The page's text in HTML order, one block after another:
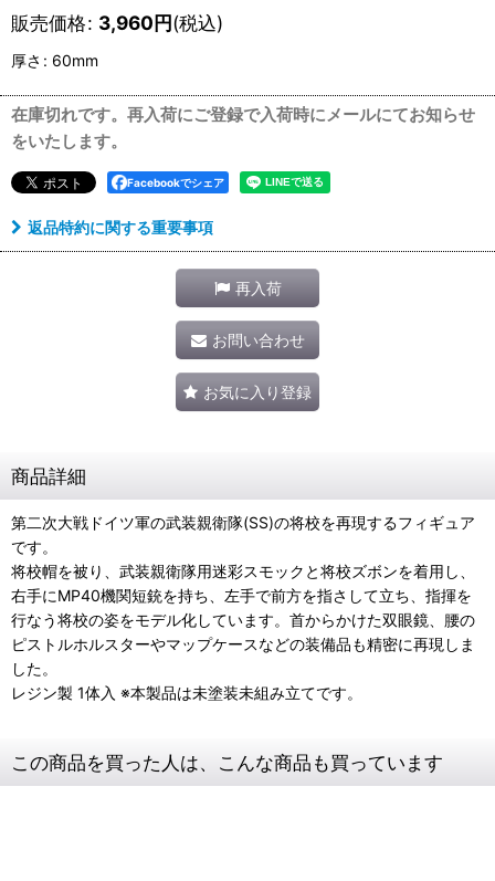
販売価格: 3,960円(税込)
厚さ : 60mm
在庫切れです。再入荷にご登録で入荷時にメールにてお知らせ
をいたします。
Facebookでシェア
返品特約に関する重要事項
再入荷
お問い合わせ
お気に入り登録
商品詳細
第二次大戦ドイツ軍の武装親衛隊(SS)の将校を再現するフィギュア
です。
将校帽を被り、武装親衛隊用迷彩スモックと将校ズボンを着用し、
右手にMP40機関短銃を持ち、左手で前方を指さして立ち、指揮を
行なう将校の姿をモデル化しています。首からかけた双眼鏡、腰の
ピストルホルスターやマップケースなどの装備品も精密に再現しま
した。
レジン製 1体入 ※本製品は未塗装未組み立てです。
この商品を買った人は、こんな商品も買っています